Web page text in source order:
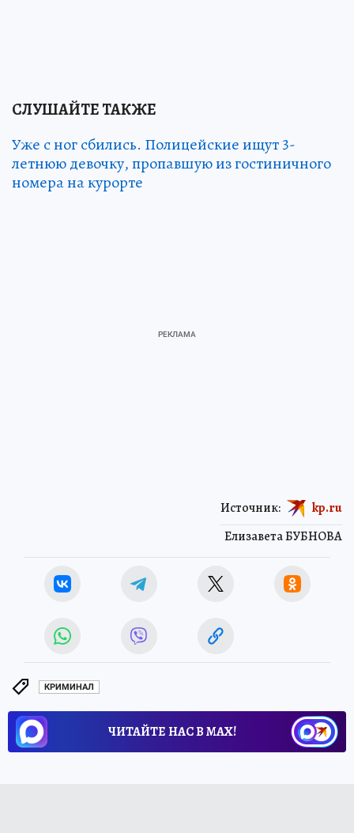
СЛУШАЙТЕ ТАКЖЕ
Уже с ног сбились. Полицейские ищут 3-
летнюю девочку, пропавшую из гостиничного
номера на курорте
Елизавета БУБНОВА
Источник: kp.ru
КРИМИНАЛ
ЧИТАЙТЕ НАС В МАХ!